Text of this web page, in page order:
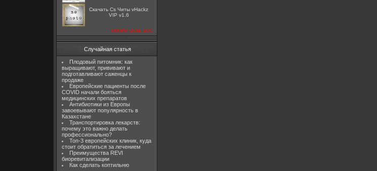
Скачать Cs Читы vHackz
VIP v1.6
посмотреть все
Случайная статья
Плодовый питомник: как
выращивают, прививают и
подготавливают саженцы к
продаже
Европейские пациенты после
COVID начали бояться
медицинских препаратов
Антибиотики из Европы
завоевывают популярность в
Казахстане
Транспортировка лекарств:
почему это важно делать
профессионально?
Топ-3 европейских клиник, куда
стоит обратиться за лечением
Преимущества REVI
биоревитализации
Как сделать коптильню